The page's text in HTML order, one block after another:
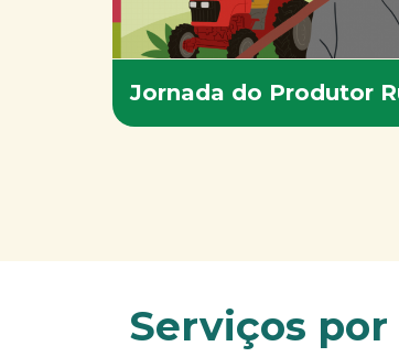
Jornada do Produtor
Serviços